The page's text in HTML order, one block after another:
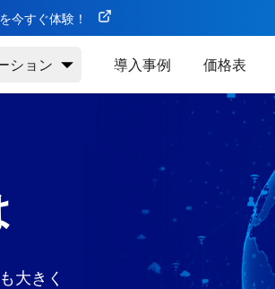
今すぐ体験！
ション 導入事例 価格表
大きく